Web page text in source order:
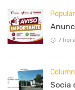
7
Socia